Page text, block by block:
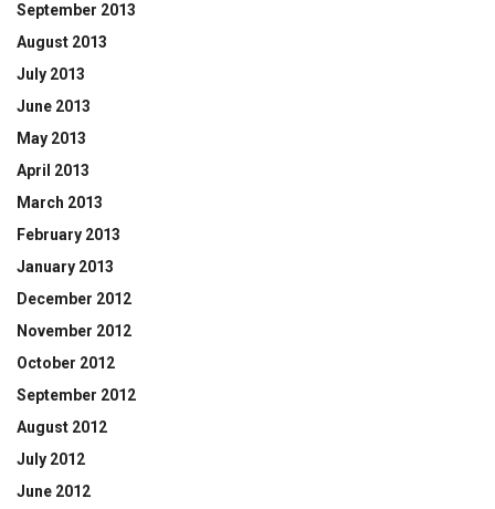
September 2013
August 2013
July 2013
June 2013
May 2013
April 2013
March 2013
February 2013
January 2013
December 2012
November 2012
October 2012
September 2012
August 2012
July 2012
June 2012